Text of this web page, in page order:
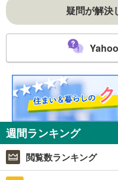
疑問が解
週間ランキング
閲覧数ランキング